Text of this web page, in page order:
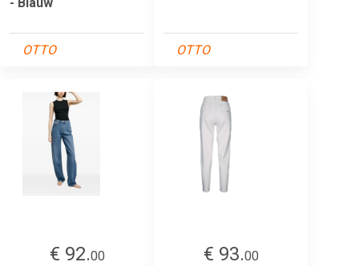
OTTO OTTO
€ 92.00
€ 93.00